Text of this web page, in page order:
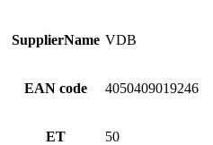
SupplierName VDB
EAN code 4050409019246
ET 50